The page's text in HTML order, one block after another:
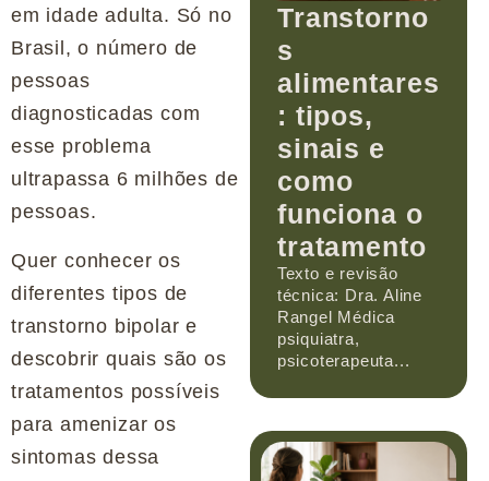
em idade adulta. Só no
Brasil, o número de
pessoas
diagnosticadas com
esse problema
ultrapassa 6 milhões de
pessoas.
Quer conhecer os
diferentes tipos de
transtorno bipolar e
descobrir quais são os
tratamentos possíveis
para amenizar os
sintomas dessa
Transtorno
s
alimentares
: tipos,
sinais e
como
funciona o
tratamento
Texto e revisão
técnica: Dra. Aline
Rangel Médica
psiquiatra,
psicoterapeuta...